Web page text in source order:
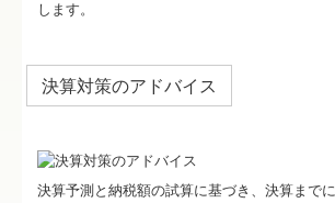
します。
決算対策のアドバイス
決算予測と納税額の試算に基づき、決算まで